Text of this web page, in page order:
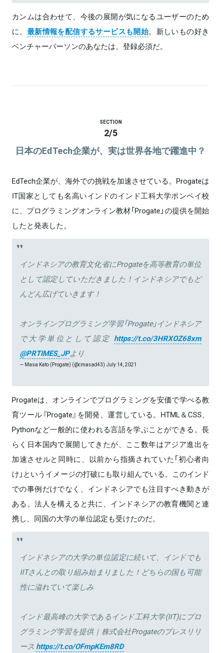
カンムは合わせて、今後の展開が気になるユーザーのため
に、 最新情報を配信するサービスも開始。新しいもの好き
ベンチャーパーソンのあなたは、登録必須だ。
SECTION
2/5
日本のEdTech企業が、実は世界各地で躍進中？
EdTech企業が、海外での挑戦を加速させている。Progateは
IT国家としても名高いインドのインド工科大学ポンペイ校
に、プログラミングオンライン教材「Progate」の提供を開始
したと発表した。
インドネシアの教育文化省にProgateを高等教育の単位
として認定していただきました！インドネシアでもど
んどん広げていきます！
オンラインプログラミング学習「Progate」インドネシア
で大学単位として認定 https://t.co/3HRXOZ68xm
@PRTIMES_JPより
— Masa Kato (Progate) (@cmasad43) July 14, 2021
Progateは、オンラインでプログラミングを安価で学べる教
育ツール『Progate』を開発、運営している。HTML＆CSS、
Pythonなど一般的に使われる言語を学ぶことができる。長
らく日本国内で展開してきたが、ここ数年はアジア進出を
加速させルと同時に、以前から指摘されていた「初心者向
け」というイメージの打破にも取り組んでいる。このインド
での事例だけでなく、インドネシアでも注目すべき動きが
ある。法人を構えると共に、インドネシアの教育機関と連
携し、同国の大学の単位認定も受けたのだ。
インドネシアの大学の単位認定に続いて、インドでも
IITさんとの取り組み始まりました！どちらの国も可能
性に溢れていて楽しみ
インド最高峰の大学であるインド工科大学(IIT)にプロ
グラミング学習を提供｜株式会社Progateのプレスリリ
ースhttps://t.co/OFmpKEm8RD